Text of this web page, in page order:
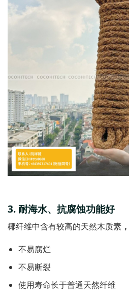
3. 耐海水、抗腐蚀功能好
椰纤维中含有较高的天然木质素 ，
不易腐烂
不易断裂
使用寿命长于普通天然纤维